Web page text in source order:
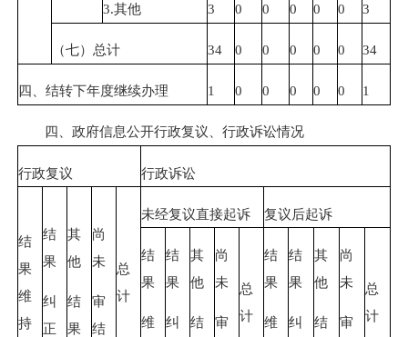
3.其他 3 0 0 0 0 0 3
（七）总计 34 0 0 0 0 0 34
四、结转下年度继续办理 1 0 0 0 0 0 1
四、政府信息公开行政复议、行政诉讼情况
行政复议 行政诉讼
结
果
维
持
结
果
纠
正
其
他
结
果
尚
未
审
结
总
计
未经复议直接起诉 复议后起诉
结
果
维
结
果
纠
其
他
结
尚
未
审
总
计
结
果
维
结
果
纠
其
他
结
尚
未
审
总
计